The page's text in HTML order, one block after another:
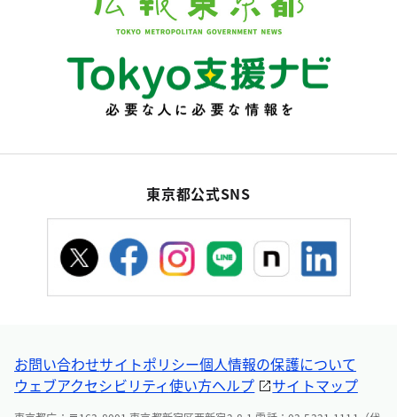
東京都公式SNS
お問い合わせサイトポリシー個人情報の保護について
ウェブアクセシビリティ使い方ヘルプ サイトマップ